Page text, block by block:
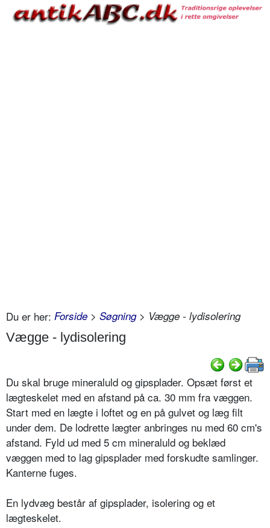
Du er her: Forside > Søgning> Vægge - lydisolering
Vægge - lydisolering
Du skal bruge mineraluld og gipsplader. Opsæt først et
lægteskelet med en afstand på ca. 30 mm fra væggen.
Start med en lægte i loftet og en på gulvet og læg filt
under dem. De lodrette lægter anbringes nu med 60 cm's
afstand. Fyld ud med 5 cm mineraluld og beklæd
væggen med to lag gipsplader med forskudte samlinger.
Kanterne fuges.
En lydvæg består af gipsplader, isolering og et
lægteskelet.